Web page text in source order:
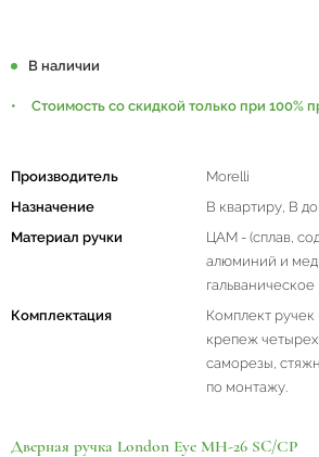
В наличии
Стоимость со скидкой только при 100%
Производитель
Morelli
Назначение
В квартиру, В
Материал ручки
ЦАМ - (сплав,
алюминий и
гальваническое
Комплектация
Комплект ручек
крепеж
саморезы,
по монтажу.
Дверная ручка London Eye MH-26 SС/CP